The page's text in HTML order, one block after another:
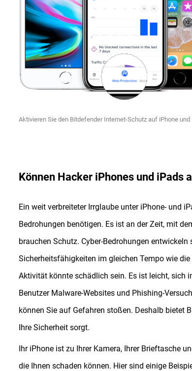
Aktivieren Sie den Bitdefender Internet-Schutz auf iPhone
Können Hacker iPhones und iPads
Ein weit verbreiteter Irrglaube unter iPhone- und
Bedrohungen benötigen. Es ist an der Zeit, mit
brauchen Schutz. Cyber-Bedrohungen
Sicherheitsfähigkeiten im gleichen Tempo wie
Aktivität könnte schädlich sein. Es ist leicht, sich
Benutzer Malware-Websites und Phishing-
können Sie auf Gefahren stoßen. Deshalb bietet
Ihre Sicherheit sorgt.
Ihr iPhone ist zu Ihrer Kamera, Ihrer Brieftasche
die Ihnen schaden können. Hier sind einige